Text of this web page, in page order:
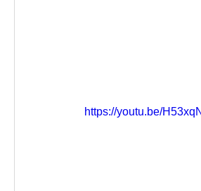
https://youtu.be/